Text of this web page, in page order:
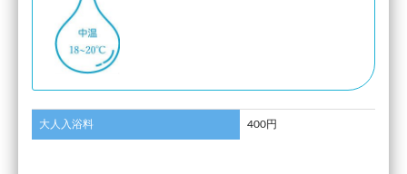
大人入浴料 400円